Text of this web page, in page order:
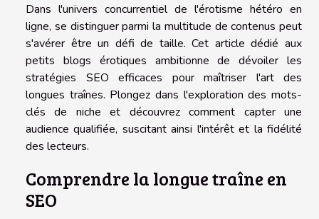
Dans l'univers concurrentiel de l'érotisme hétéro en
ligne, se distinguer parmi la multitude de contenus peut
s'avérer être un défi de taille. Cet article dédié aux
petits blogs érotiques ambitionne de dévoiler les
stratégies SEO efficaces pour maîtriser l'art des
longues traînes. Plongez dans l'exploration des mots-
clés de niche et découvrez comment capter une
audience qualifiée, suscitant ainsi l'intérêt et la fidélité
des lecteurs.
Comprendre la longue traîne en
SEO